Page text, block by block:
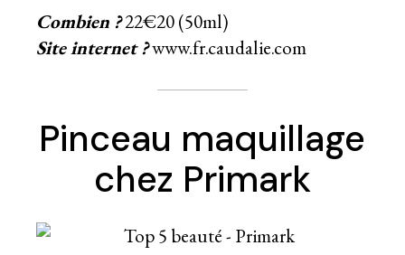
Combien ?22€20 (50ml)
Site internet ?www.fr.caudalie.com
Pinceau maquillage
chez Primark